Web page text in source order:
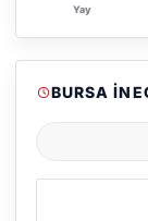
Yay
BURSA